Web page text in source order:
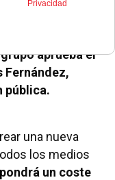
aprueba el
Fernández,
pública.
una nueva
los medios
un coste